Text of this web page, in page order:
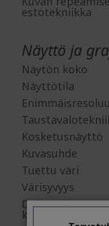
estotekniikka
Näyttö ja
Näytön koko
Näyttötila
Kosketusnäyttö
Kuvasuhde
Tuettu väri
Värisyvyys
Dynaaminen
kontrastisuhde